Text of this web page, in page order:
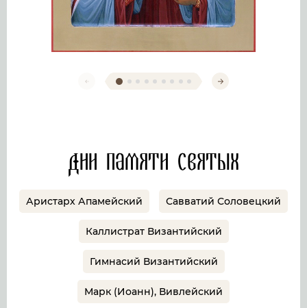
Дни памяти святых
Аристарх Апамейский Савватий Соловецкий
Каллистрат Византийский
Гимнасий Византийский
Марк (Иоанн), Вивлейский